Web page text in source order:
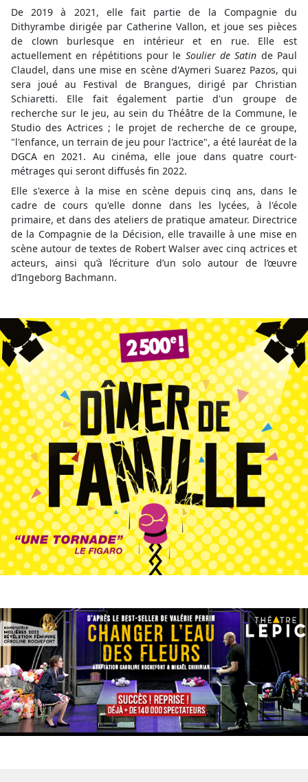
De 2019 à 2021, elle fait partie de la Compagnie du
Dithyrambe dirigée par Catherine Vallon, et joue ses pièces
de clown burlesque en intérieur et en rue. Elle est
actuellement en répétitions pour le Soulier de Satin de Paul
Claudel, dans une mise en scène d'Aymeri Suarez Pazos, qui
sera joué au Festival de Brangues, dirigé par Christian
Schiaretti. Elle fait également partie d'un groupe de
recherche sur le jeu, au sein du Théâtre de la Commune, le
Studio des Actrices ; le projet de recherche de ce groupe,
"l'enfance, un terrain de jeu pour l'actrice", a été lauréat de la
DGCA en 2021. Au cinéma, elle joue dans quatre court-
métrages qui seront diffusés fin 2022.
Elle s'exerce à la mise en scène depuis cinq ans, dans le
cadre de cours qu'elle donne dans les lycées, à l'école
primaire, et dans des ateliers de pratique amateur. Directrice
de la Compagnie de la Décision, elle travaille à une mise en
scène autour de textes de Robert Walser avec cinq actrices et
acteurs, ainsi qu’à l’écriture d’un solo autour de l’œuvre
d’Ingeborg Bachmann.